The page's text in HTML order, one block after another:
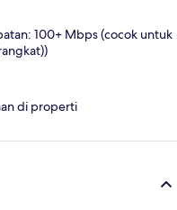
100+ Mbps (cocok untuk
di properti